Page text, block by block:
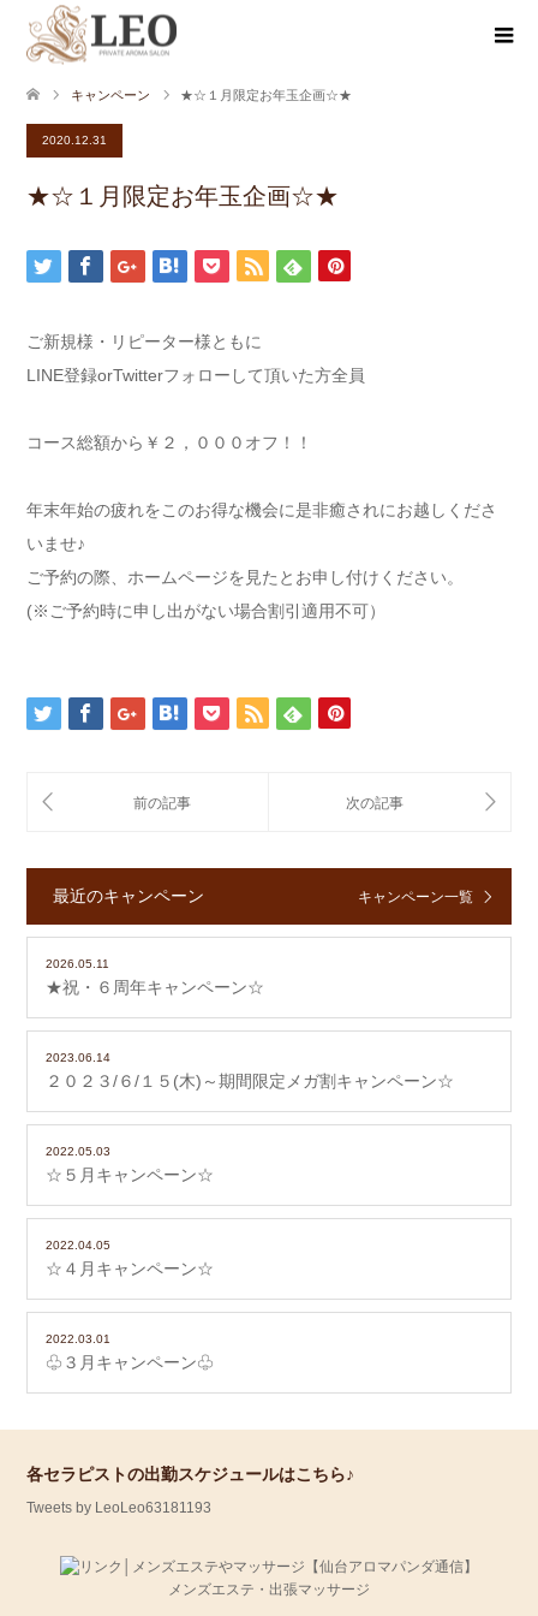
キャンペーン ★☆１月限定お年玉企画☆★
2020.12.31
★☆１月限定お年玉企画☆★
ご新規様・リピーター様ともに
LINE登録orTwitterフォローして頂いた方全員
コース総額から￥２，０００オフ！！
年末年始の疲れをこのお得な機会に是非癒されにお越しくださ
いませ♪
ご予約の際、ホームページを見たとお申し付けください。
(※ご予約時に申し出がない場合割引適用不可）
最近のキャンペーン キャンペーン一覧
2026.05.11
★祝・６周年キャンペーン☆
2023.06.14
２０２３/６/１５(木)～期間限定メガ割キャンペーン☆
2022.05.03
☆５月キャンペーン☆
2022.04.05
☆４月キャンペーン☆
2022.03.01
♧３月キャンペーン♧
各セラピストの出勤スケジュールはこちら♪
Tweets by LeoLeo63181193
メンズエステ・出張マッサージ